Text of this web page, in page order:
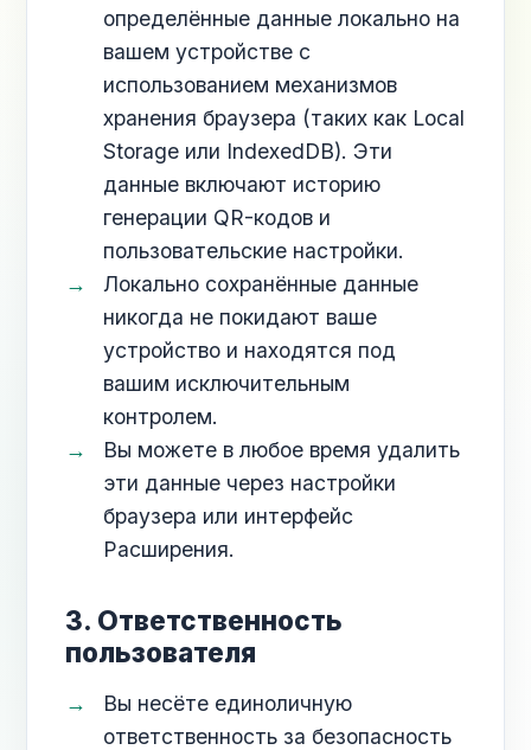
определённые данные локально на
вашем устройстве с
использованием механизмов
хранения браузера (таких как Local
Storage или IndexedDB). Эти
данные включают историю
генерации QR-кодов и
пользовательские настройки.
Локально сохранённые данные
никогда не покидают ваше
устройство и находятся под
вашим исключительным
контролем.
Вы можете в любое время удалить
эти данные через настройки
браузера или интерфейс
Расширения.
3. Ответственность
пользователя
Вы несёте единоличную
ответственность за безопасность